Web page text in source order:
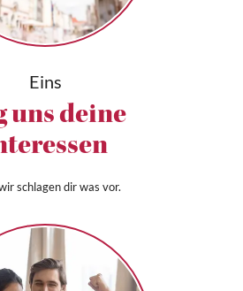
Eins
uns deine
schlagen dir was vor.